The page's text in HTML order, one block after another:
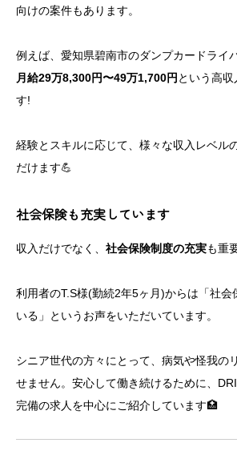
向けの案件もあります。
例えば、愛知県碧南市のダンプカードライ
月給29万8,300円〜49万1,700円 という高
す!
経験とスキルに応じて、様々な収入レベル
だけます💪
社会保険も充実しています
収入だけでなく、 社会保険制度の充実も重
利用者のT.S様(勤続2年5ヶ月)からは「社会
いる」というお声をいただいています。
シニア世代の方々にとって、病気や怪我の
せません。安心して働き続けるために、
完備の求人を中心にご紹介しています🏥